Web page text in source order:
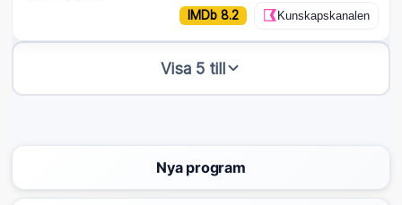
IMDb 8.2 Kunskapskanalen
Visa 5 till
Nya program